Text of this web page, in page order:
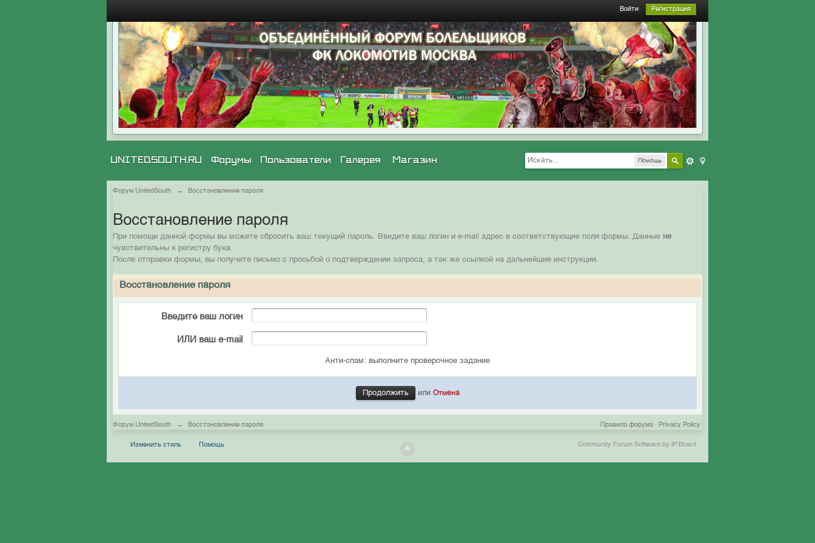
Войти Регистрация
Помощь
UNITEDSOUTH.RU Галерея Магазин
Форумы Пользователи
Форум UnitedSouth → Восстановление пароля
Восстановление пароля
При помощи данной формы вы можете сбросить ваш текущий пароль. Введите ваш логин и e-mail адрес в соответствующие поля формы. Данные не
чувствительны к регистру букв.
После отправки формы, вы получите письмо с просьбой о подтверждении запроса, а так же ссылкой на дальнейшие инструкции.
Восстановление пароля
Введите ваш логин
ИЛИ ваш e-mail
Анти-спам: выполните проверочное задание
или Отмена
Форум UnitedSouth → Восстановление пароля Privacy Policy
Правила форума ·
Изменить стиль Помощь Community Forum Software by IP.Board